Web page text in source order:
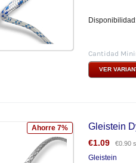
Cantidad
VER
Ahorre 7% Gleistein
€1.09 €0.90
Gleistein